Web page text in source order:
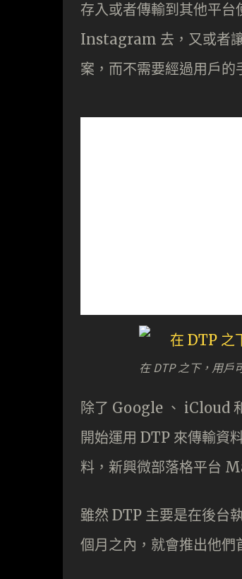
存入或者傳輸到其他平
Instagram 去，又或者
案，而不需要經過用戶的
在 DTP 之下，用戶
除了 Google 、 iCloud
開始運用 DTP 來傳輸資
料，新興微部落格平台
雖然 DTP 主要是在後台
個月之內，就會推出他們